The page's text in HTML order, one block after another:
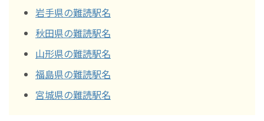
岩手県の難読駅名
秋田県の難読駅名
山形県の難読駅名
福島県の難読駅名
宮城県の難読駅名